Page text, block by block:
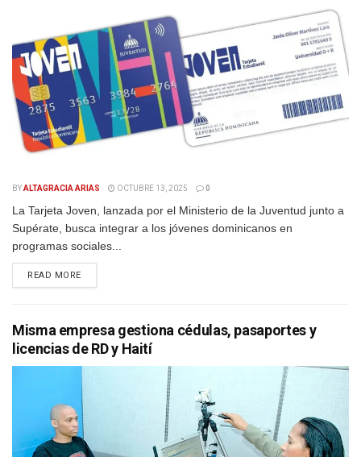
BYALTAGRACIA ARIAS OCTUBRE 13, 2025 0
La Tarjeta Joven, lanzada por el Ministerio de la Juventud junto a
Supérate, busca integrar a los jóvenes dominicanos en
programas sociales...
READ MOREDETAILS
Misma empresa gestiona cédulas, pasaportes y
licencias de RD y Haití